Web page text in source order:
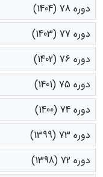
دوره 78 (1404)
دوره 77 (1403)
دوره 76 (1402)
دوره 75 (1401)
دوره 74 (1400)
دوره 73 (1399)
دوره 72 (1398)